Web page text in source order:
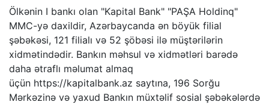
Ölkənin I bankı olan "Kapital Bank" "PAŞA Holdinq"
MMC-yə daxildir, Azərbaycanda ən böyük filial
şəbəkəsi, 121 filialı və 52 şöbəsi ilə müştərilərin
xidmətindədir. Bankın məhsul və xidmətləri barədə
daha ətraflı məlumat almaq
üçün https://kapitalbank.az saytına, 196 Sorğu
Mərkəzinə və yaxud Bankın müxtəlif sosial şəbəkələrdə